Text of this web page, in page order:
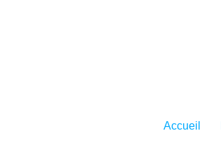
Accueil